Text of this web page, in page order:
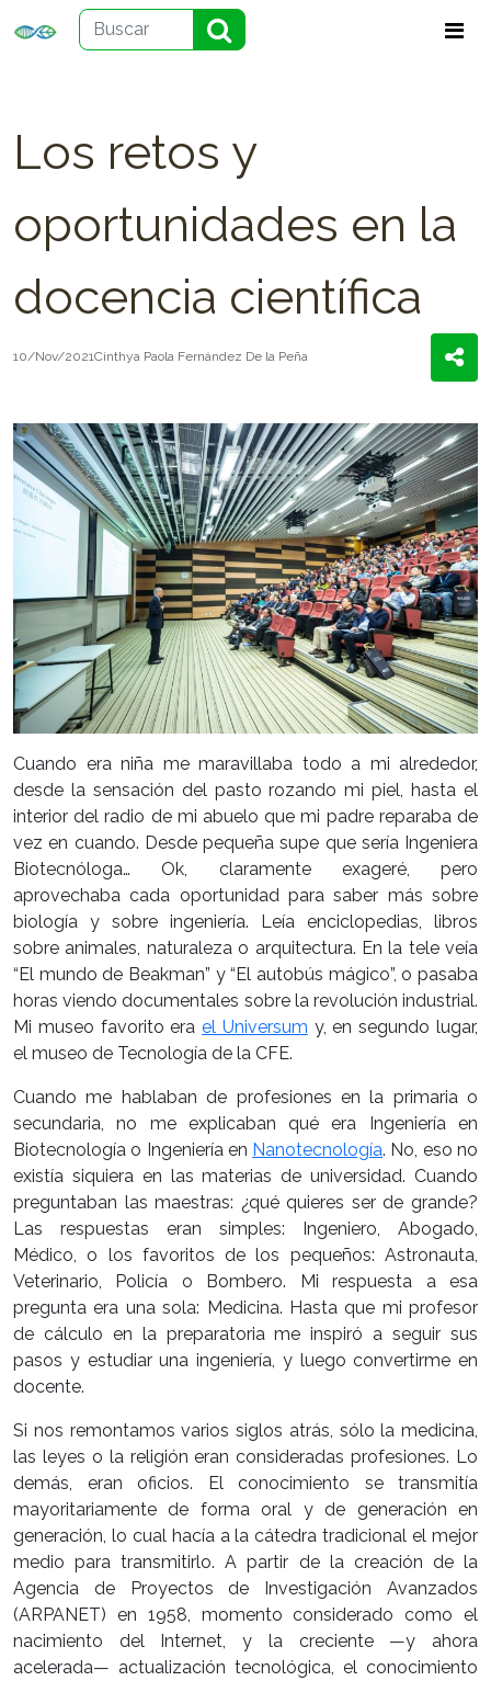
Los retos y
oportunidades en la
docencia científica
10/Nov/2021Cinthya Paola Fernández De la Peña
Cuando era niña me maravillaba todo a mi alrededor,
desde la sensación del pasto rozando mi piel, hasta el
interior del radio de mi abuelo que mi padre reparaba de
vez en cuando. Desde pequeña supe que sería Ingeniera
Biotecnóloga… Ok, claramente exageré, pero
aprovechaba cada oportunidad para saber más sobre
biología y sobre ingeniería. Leía enciclopedias, libros
sobre animales, naturaleza o arquitectura. En la tele veía
“El mundo de Beakman” y “El autobús mágico”, o pasaba
horas viendo documentales sobre la revolución industrial.
Mi museo favorito erael Universum y, en segundo lugar,
el museo de Tecnología de la CFE.
Cuando me hablaban de profesiones en la primaria o
secundaria, no me explicaban qué era Ingeniería en
Biotecnología o Ingeniería en Nanotecnología. No, eso no
existía siquiera en las materias de universidad. Cuando
preguntaban las maestras: ¿qué quieres ser de grande?
Las respuestas eran simples: Ingeniero, Abogado,
Médico, o los favoritos de los pequeños: Astronauta,
Veterinario, Policía o Bombero. Mi respuesta a esa
pregunta era una sola: Medicina. Hasta que mi profesor
de cálculo en la preparatoria me inspiró a seguir sus
pasos y estudiar una ingeniería, y luego convertirme en
docente.
Si nos remontamos varios siglos atrás, sólo la medicina,
las leyes o la religión eran consideradas profesiones. Lo
demás, eran oficios. El conocimiento se transmitía
mayoritariamente de forma oral y de generación en
generación, lo cual hacía a la cátedra tradicional el mejor
medio para transmitirlo. A partir de la creación de la
Agencia de Proyectos de Investigación Avanzados
(ARPANET) en 1958, momento considerado como el
nacimiento del Internet, y la creciente —y ahora
acelerada— actualización tecnológica, el conocimiento